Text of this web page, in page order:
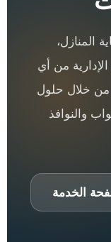
المنازل،
من أي
من خلال حلول
والنوافذ
الخدمة